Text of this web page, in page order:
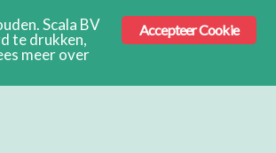
Accepteer Cookie
Scala BV
te drukken,
meer over